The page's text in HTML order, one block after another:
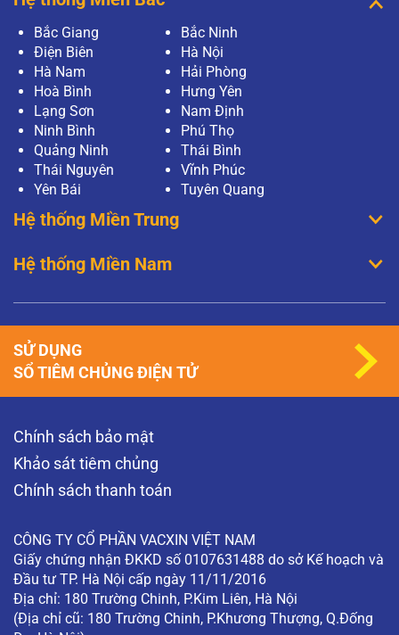
Bắc Giang
Bắc Ninh
Điện Biên
Hà Nội
Hà Nam
Hải Phòng
Hoà Bình
Hưng Yên
Lạng Sơn
Nam Định
Ninh Bình
Phú Thọ
Quảng Ninh
Thái Bình
Thái Nguyên
Vĩnh Phúc
Yên Bái
Tuyên Quang
Hệ thống Miền Trung
Hệ thống Miền Nam
Chính sách bảo mật
Khảo sát tiêm chủng
Chính sách thanh toán
CÔNG TY CỔ PHẦN VACXIN VIỆT NAM
Giấy chứng nhận ĐKKD số 0107631488 do sở Kế hoạch và
Đầu tư TP. Hà Nội cấp ngày 11/11/2016
Địa chỉ: 180 Trường Chinh, P.Kim Liên, Hà Nội
(Địa chỉ cũ: 180 Trường Chinh, P.Khương Thượng, Q.Đống
SỬ DỤNG
SỔ TIÊM CHỦNG ĐIỆN TỬ